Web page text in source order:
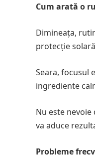
Cum arată o
Dimineața,
protecție
Seara, focusul
ingrediente
Nu este
va aduce
Probleme